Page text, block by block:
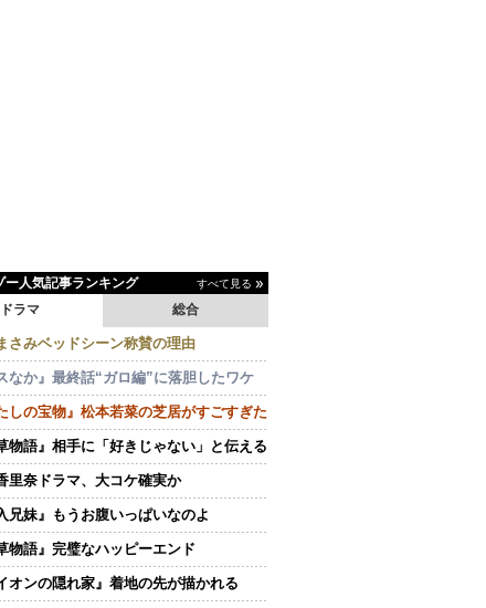
ー人気記事ランキング すべて見る
ドラマ 総合
さみベッドシーン称賛の理由
なか』最終話“ガロ編”に落胆したワケ
しの宝物』松本若菜の芝居がすごすぎた
物語』相手に「好きじゃない」と伝える
里奈ドラマ、大コケ確実か
兄妹』もうお腹いっぱいなのよ
物語』完璧なハッピーエンド
オンの隠れ家』着地の先が描かれる